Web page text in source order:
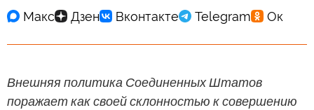
Внешняя политика Соединенных Штатов
поражает как своей склонностью к совершению